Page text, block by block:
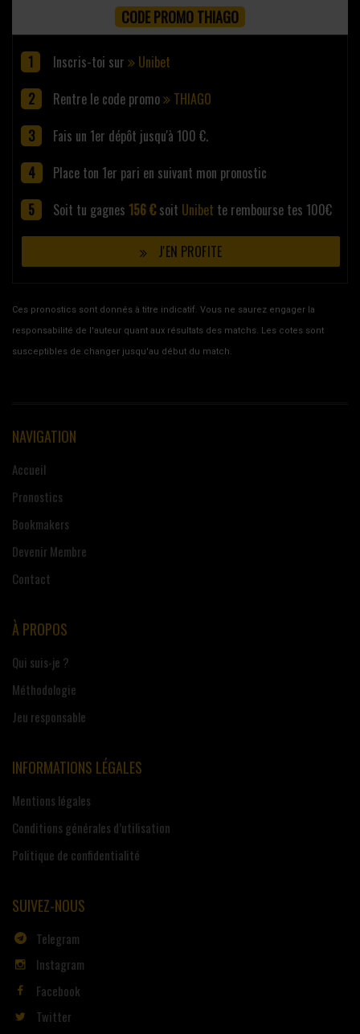
CODE PROMO THIAGO
Inscris-toi sur
Unibet
Rentre le code promo
THIAGO
Fais un 1er dépôt jusqu'à 100 €.
Place ton 1er pari en suivant mon pronostic
Soit tu gagnes 156 € soit Unibet te rembourse tes 100€
J'EN PROFITE
Ces pronostics sont donnés à titre indicatif. Vous ne saurez engager la
responsabilité de l'auteur quant aux résultats des matchs. Les cotes sont
susceptibles de changer jusqu'au début du match.
NAVIGATION
Accueil
Pronostics
Bookmakers
Devenir Membre
Contact
À PROPOS
Qui suis-je ?
Méthodologie
Jeu responsable
INFORMATIONS LÉGALES
Mentions légales
Conditions générales d’utilisation
Politique de confidentialité
SUIVEZ-NOUS
Telegram
Instagram
Facebook
Twitter